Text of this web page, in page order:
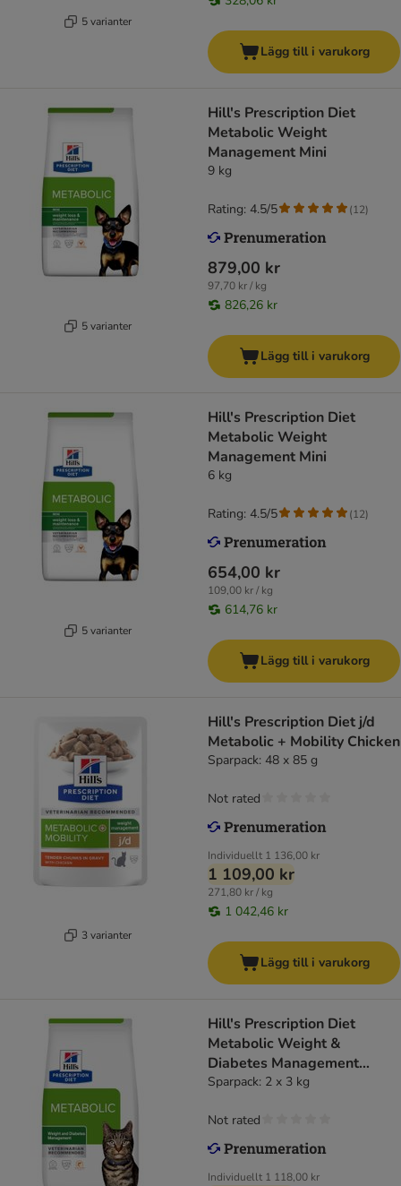
5 varianter
Lägg till i varukorg
5 varianter
Hill's Prescription Diet
Metabolic Weight
Management Mini
9 kg
879,00 kr
97,70 kr / kg
826,26 kr
Rating: 4.5/5 (12)
Lägg till i varukorg
5 varianter
Hill's Prescription Diet
Metabolic Weight
Management Mini
6 kg
654,00 kr
109,00 kr / kg
614,76 kr
Rating: 4.5/5 (12)
Lägg till i varukorg
3 varianter
Hill's Prescription Diet j/d
Metabolic + Mobility Chicken
Sparpack: 48 x 85 g
Individuellt 1 136,00 kr
1 109,00 kr
271,80 kr / kg
1 042,46 kr
Not rated
Lägg till i varukorg
Hill's Prescription Diet
Metabolic Weight &
Diabetes Management
Salmon
Sparpack: 2 x 3 kg
Individuellt 1 118,00 kr
Not rated